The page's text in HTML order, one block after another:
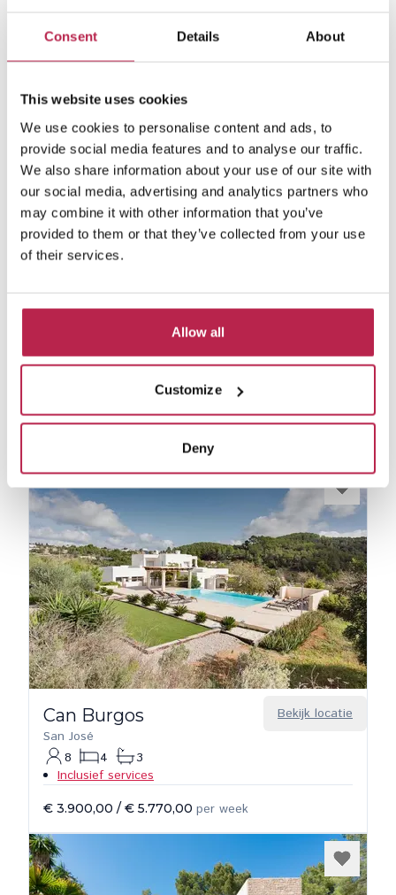
Consent Details About
This website uses cookies
We use cookies to personalise content and ads, to
provide social media features and to analyse our traffic.
We also share information about your use of our site with
our social media, advertising and analytics partners who
may combine it with other information that you’ve
provided to them or that they’ve collected from your use
of their services.
Allow all
Customize
Deny
8
10% korting van 19 sep. – 18 okt. 2026
€ 2.950,00 / € 6.000,00
Private collectie
vanaf €2750 per week
Omdat we een uitgebreide netwerk hebben
plaatsen, per de eigenaars aanvraag. Als je
interesse hebt in een van deze huizen, neem
Bekijk locatie
Can Burgos
San José
8
4
3
Inclusief services
€ 3.900,00 / € 5.770,00 per week